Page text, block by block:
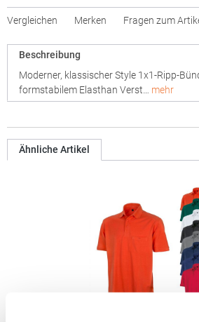
Vergleichen Merken Fragen zum
Beschreibung
Moderner, klassischer Style 1x1-Ripp-
formstabilem Elasthan Verst… mehr
Ähnliche Artikel